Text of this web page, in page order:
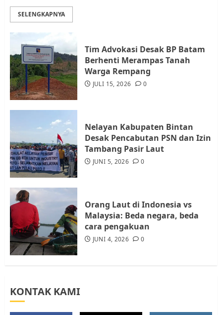
3
4
Datangi Pemko Batam, Warga
Rempang Protes Lahan Mereka
Diambil untuk Sekolah Rakyat
5
Warga Rempang Ajukan
Audiensi dengan Wali Kota
Batam, Soroti Aktivitas yang
Resahkan Warga
SELENGKAPNYA
Tim Advokasi Desak BP Batam
Berhenti Merampas Tanah
Warga Rempang
JULI 15, 2026 0
Nelayan Kabupaten Bintan
Desak Pencabutan PSN dan Izin
Tambang Pasir Laut
JUNI 5, 2026 0
Orang Laut di Indonesia vs
Malaysia: Beda negara, beda
cara pengakuan
JUNI 4, 2026 0
KONTAK KAMI